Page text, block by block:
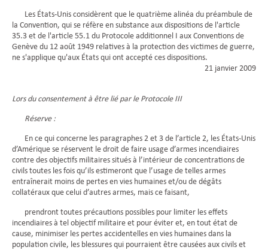
Les États-Unis considèrent que le quatrième alinéa du préambule de
la Convention, qui se réfère en substance aux dispositions de l'article
35.3 et de l'article 55.1 du Protocole additionnel I aux Conventions de
Genève du 12 août 1949 relatives à la protection des victimes de guerre,
ne s'applique qu'aux États qui ont accepté ces dispositions.
21 janvier 2009
Lors du consentement à être lié par le Protocole III
Réserve :
En ce qui concerne les paragraphes 2 et 3 de l’article 2, les États-Unis
d’Amérique se réservent le droit de faire usage d’armes incendiaires
contre des objectifs militaires situés à l’intérieur de concentrations de
civils toutes les fois qu’ils estimeront que l’usage de telles armes
entraînerait moins de pertes en vies humaines et/ou de dégâts
collatéraux que celui d’autres armes, mais ce faisant,
prendront toutes précautions possibles pour limiter les effets
incendiaires à tel objectif militaire et pour éviter et, en tout état de
cause, minimiser les pertes accidentelles en vies humaines dans la
population civile, les blessures qui pourraient être causées aux civils et